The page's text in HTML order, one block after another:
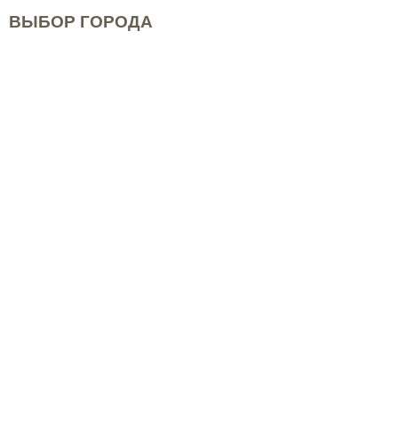
ВЫБОР ГОРОДА